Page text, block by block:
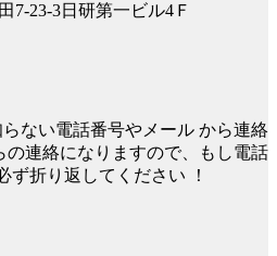
7-23-3日研第一ビル4Ｆ
らない電話番号やメール から連絡
の連絡になりますので、もし電話
ず折り返してください ！